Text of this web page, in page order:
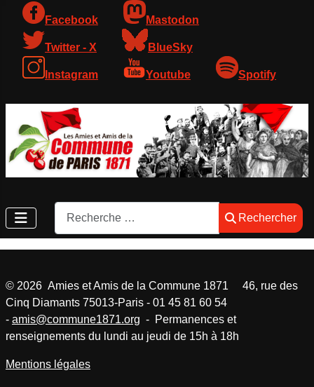
Facebook Mastodon
Twitter - X BlueSky
Instagram Youtube Spotify
Rechercher
Rechercher
© 2026 Amies et Amis de la Commune 1871 46, rue des
Cinq Diamants 75013-Paris - 01 45 81 60 54
- amis@commune1871.org - Permanences et
renseignements du lundi au jeudi de 15h à 18h
Mentions légales